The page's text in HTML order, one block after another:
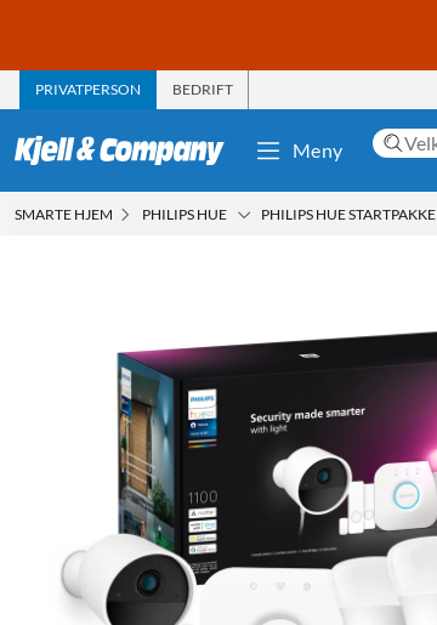
PRIVATPERSON BEDRIFT
Meny
SMARTE HJEM PHILIPS HUE PHILIPS HUE STARTPAKKE